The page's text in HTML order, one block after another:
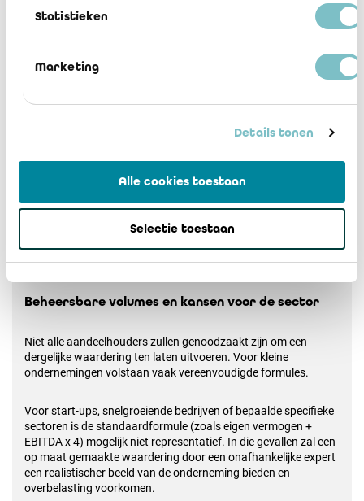
Statistieken
Marketing
Details tonen
Alle cookies toestaan
Selectie toestaan
Beheersbare volumes en kansen voor de sector
Niet alle aandeelhouders zullen genoodzaakt zijn om een
dergelijke waardering ten laten uitvoeren. Voor kleine
ondernemingen volstaan vaak vereenvoudigde formules.
Voor start-ups, snelgroeiende bedrijven of bepaalde specifieke
sectoren is de standaardformule (zoals eigen vermogen +
EBITDA x 4) mogelijk niet representatief. In die gevallen zal een
op maat gemaakte waardering door een onafhankelijke expert
een realistischer beeld van de onderneming bieden en
overbelasting voorkomen.